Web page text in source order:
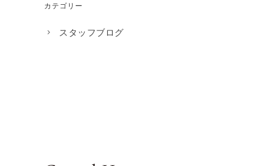
カテゴリー
スタッフブログ